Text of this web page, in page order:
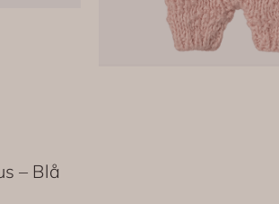
– Blå